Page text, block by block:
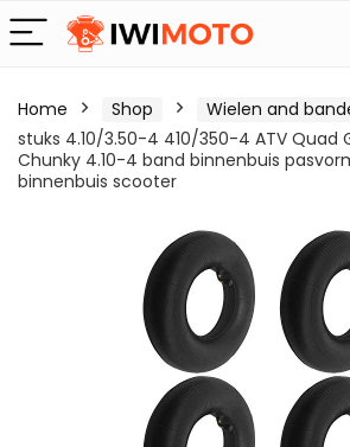
Home Shop Wielen and
stuks 4.10/3.50-4 410/350-4 ATV Quad
Chunky 4.10-4 band binnenbuis
binnenbuis scooter